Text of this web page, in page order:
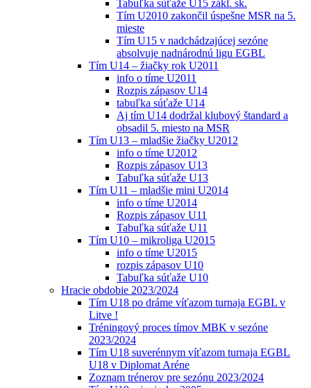
Tabuľka súťaže U15 zákl. sk.
Tím U2010 zakončil úspešne MSR na 5.
mieste
Tím U15 v nadchádzajúcej sezóne
absolvuje nadnárodnú ligu EGBL
Tím U14 – žiačky rok U2011
info o tíme U2011
Rozpis zápasov U14
tabuľka súťaže U14
Aj tím U14 dodržal klubový štandard a
obsadil 5. miesto na MSR
Tím U13 – mladšie žiačky U2012
info o tíme U2012
Rozpis zápasov U13
Tabuľka súťaže U13
Tím U11 – mladšie mini U2014
info o tíme U2014
Rozpis zápasov U11
Tabuľka súťaže U11
Tím U10 – mikroliga U2015
info o tíme U2015
rozpis zápasov U10
Tabuľka súťaže U10
Hracie obdobie 2023/2024
Tím U18 po dráme víťazom turnaja EGBL v
Litve !
Tréningový proces tímov MBK v sezóne
2023/2024
Tím U18 suverénnym víťazom turnaja EGBL
U18 v Diplomat Aréne
Zoznam trénerov pre sezónu 2023/2024